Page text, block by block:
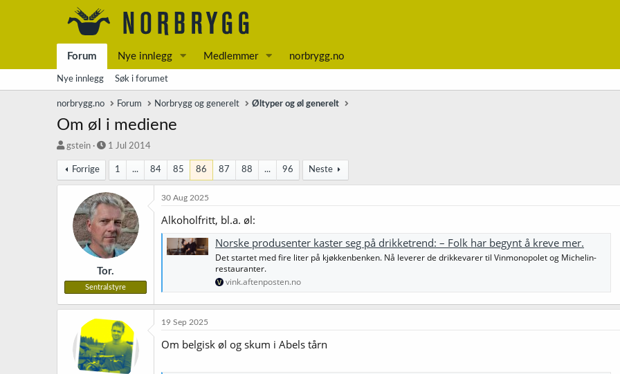
Forum Nye innlegg Medlemmer norbrygg.no
Nye innlegg Søk i forumet
norbrygg.no Forum Norbrygg og generelt Øltyper og øl generelt
Om øl i mediene
T
å
d
gstein
S
r
t
d
a
t
o
1 Jul 2014
Forrige 1 ... 84 85 86 87 88 ... 96 Neste
Tor.
Sentralstyre
30 Aug 2025
Alkoholfritt, bl.a. øl:
Norske produsenter kaster seg på drikketrend: – Folk har begynt å kreve mer.
Det startet med fire liter på kjøkkenbenken. Nå leverer de drikkevarer til Vinmonopolet og Michelin-
restauranter.
vink.aftenposten.no
19 Sep 2025
Om belgisk øl og skum i Abels tårn